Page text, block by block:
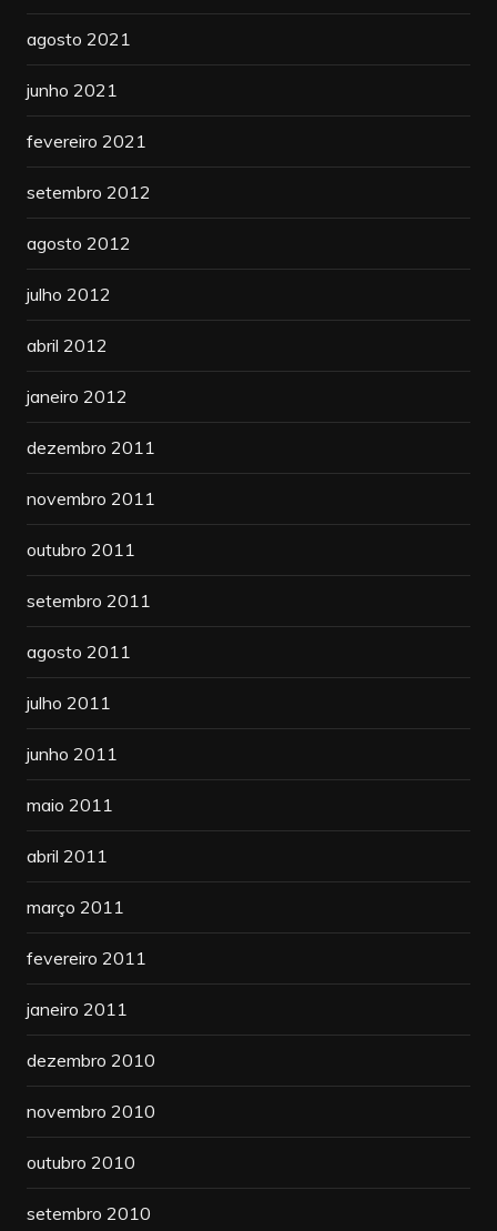
agosto 2021
junho 2021
fevereiro 2021
setembro 2012
agosto 2012
julho 2012
abril 2012
janeiro 2012
dezembro 2011
novembro 2011
outubro 2011
setembro 2011
agosto 2011
julho 2011
junho 2011
maio 2011
abril 2011
março 2011
fevereiro 2011
janeiro 2011
dezembro 2010
novembro 2010
outubro 2010
setembro 2010